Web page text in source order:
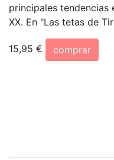
principales tendencias
XX. En "Las tetas de
15,95 €
comprar